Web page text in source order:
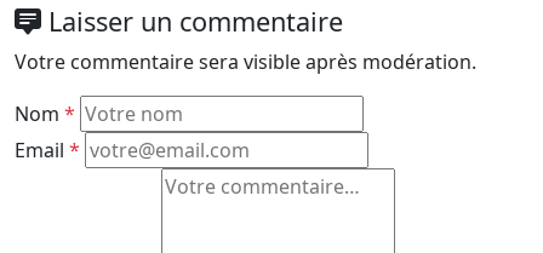
Laisser un commentaire
Votre commentaire sera visible après modération.
Nom *
Email *